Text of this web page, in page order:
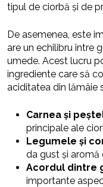
tipul de ciorbă și de
De asemenea, este
are un echilibru între
umede. Acest lucru
ingrediente care să
aciditatea din lămâie
Carnea și
principale ale
Legumele și
da gust și aromă
Acordul dintre
importante